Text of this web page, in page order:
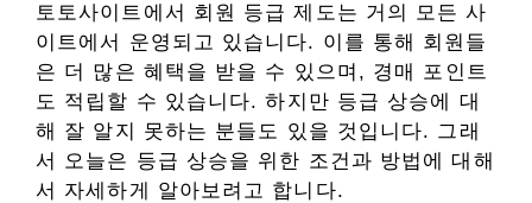
토토사이트에서 회원 등급 제도는 거의 모든 사
이트에서 운영되고 있습니다. 이를 통해 회원들
은 더 많은 혜택을 받을 수 있으며, 경매 포인트
도 적립할 수 있습니다. 하지만 등급 상승에 대
해 잘 알지 못하는 분들도 있을 것입니다. 그래
서 오늘은 등급 상승을 위한 조건과 방법에 대해
서 자세하게 알아보려고 합니다.